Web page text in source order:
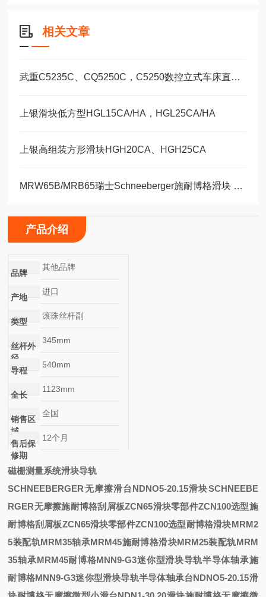
相关文章
武重C5235C、CQ5250C，C5250数控立式车床直线运动滑块WEH35CA/WEW35CC
上银滑块低方型HGL15CA/HA，HGL25CA/HA
上银高组装方形滑块HGH20CA、HGH25CA
MRW65B/MRB65瑞士Schneeberger施耐博格滑块 导轨
产品介绍
品牌
其他品牌
产地
进口
类型
滚珠丝杆副
丝杆外
径
345mm
导程
540mm
全长
1123mm
销售区
域
全国
售后保
修期
12个月
磁栅测量系统滑块导轨
SCHNEEBERGER无摩擦滑台NDNO5-20.15滑块SCHNEEBE
RGER无摩擦施耐博格刮屑板ZCN65滑块零部件ZCN100选型施
耐博格刮屑板ZCN65滑块零部件ZCN100选型耐博格滑块MRM2
5装配轨MRM35轴承MRM45施耐博格滑块MRM25装配轨MRM
35轴承MRM45耐博格MNN9-G3迷你型滑块导轨半导体轴承施
耐博格MNN9-G3迷你型滑块导轨半导体轴承台NDNO5-20.15滑